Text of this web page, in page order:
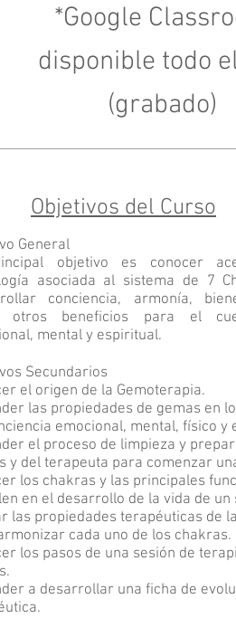
*Google
disponible todo
(grabado)
Objetivos del Curso
General
objetivo es conocer
asociada al sistema de 7
conciencia, armonía,
otros beneficios para el
mental y espiritual.
Secundarios
el origen de la Gemoterapia.
las propiedades de gemas en
emocional, mental, físico y
el proceso de limpieza y
y del terapeuta para comenzar
los chakras y las principales
en el desarrollo de la vida de un
las propiedades terapéuticas de
cada uno de los chakras.
los pasos de una sesión de
a desarrollar una ficha de